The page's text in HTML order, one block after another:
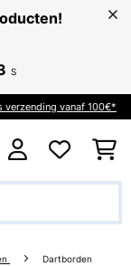
S
verzending vanaf 100€*
Dartborden